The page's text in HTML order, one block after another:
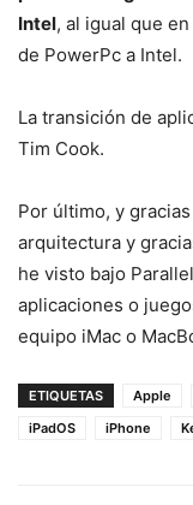
Intel, al igual que
de PowerPc a Intel.
La transición de
Tim Cook.
Por último, y
arquitectura y
he visto bajo
aplicaciones o
equipo iMac o
ETIQUETAS Apple
iPadOS
iPhone